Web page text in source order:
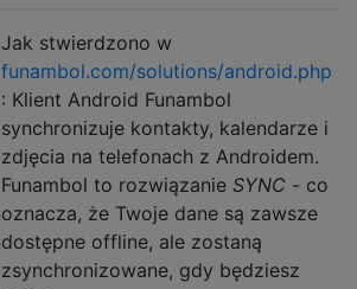
Jak stwierdzono w
funambol.com/solutions/android.php
: Klient Android Funambol
synchronizuje kontakty, kalendarze i
zdjęcia na telefonach z Androidem.
Funambol to rozwiązanie SYNC - co
oznacza, że ​​Twoje dane są zawsze
dostępne offline, ale zostaną
zsynchronizowane, gdy będziesz